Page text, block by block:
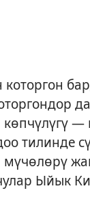
—
тилинде
мүчөлөрү
Ыйык